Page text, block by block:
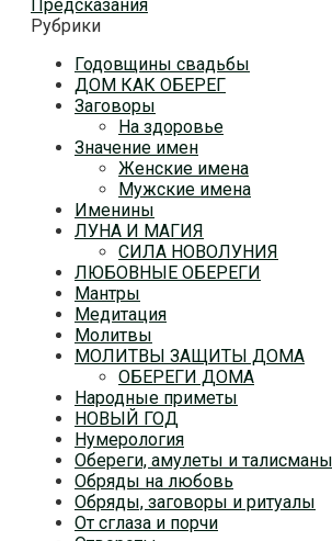
Предсказания
Рубрики
Годовщины свадьбы
ДОМ КАК ОБЕРЕГ
Заговоры
На здоровье
Значение имен
Женские имена
Мужские имена
Именины
ЛУНА И МАГИЯ
СИЛА НОВОЛУНИЯ
ЛЮБОВНЫЕ ОБЕРЕГИ
Мантры
Медитация
Молитвы
МОЛИТВЫ ЗАЩИТЫ ДОМА
ОБЕРЕГИ ДОМА
Народные приметы
НОВЫЙ ГОД
Нумерология
Обереги, амулеты и талисманы
Обряды на любовь
Обряды, заговоры и ритуалы
От сглаза и порчи